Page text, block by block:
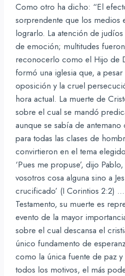
Como otro ha dicho: “El
sorprendente que los medios
lograrlo. La atención de judíos
de emoción; multitudes
reconocerlo como el Hijo de
formó una iglesia que, a
oposición y la cruel
hora actual. La muerte de
sobre el cual se mandó
aunque se sabía de
para todas las clases de
convirtieron en el tema
‘Pues me propuse’, dijo
vosotros cosa alguna sino a
crucificado’ (I Corintios 2:2)
Testamento, su muerte es
evento de la mayor
sobre el cual descansa el
único fundamento de
como la única fuente de paz
todos los motivos, el más